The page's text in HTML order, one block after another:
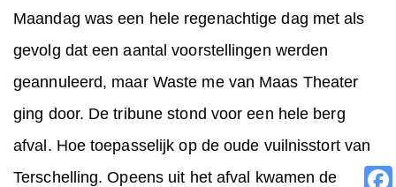
Maandag was een hele regenachtige dag met als
gevolg dat een aantal voorstellingen werden
geannuleerd, maar Waste me van Maas Theater
ging door. De tribune stond voor een hele berg
afval. Hoe toepasselijk op de oude vuilnisstort van
Terschelling. Opeens uit het afval kwamen de